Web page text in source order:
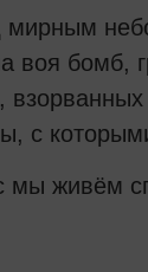
мирным
бомб,
с
мы живём